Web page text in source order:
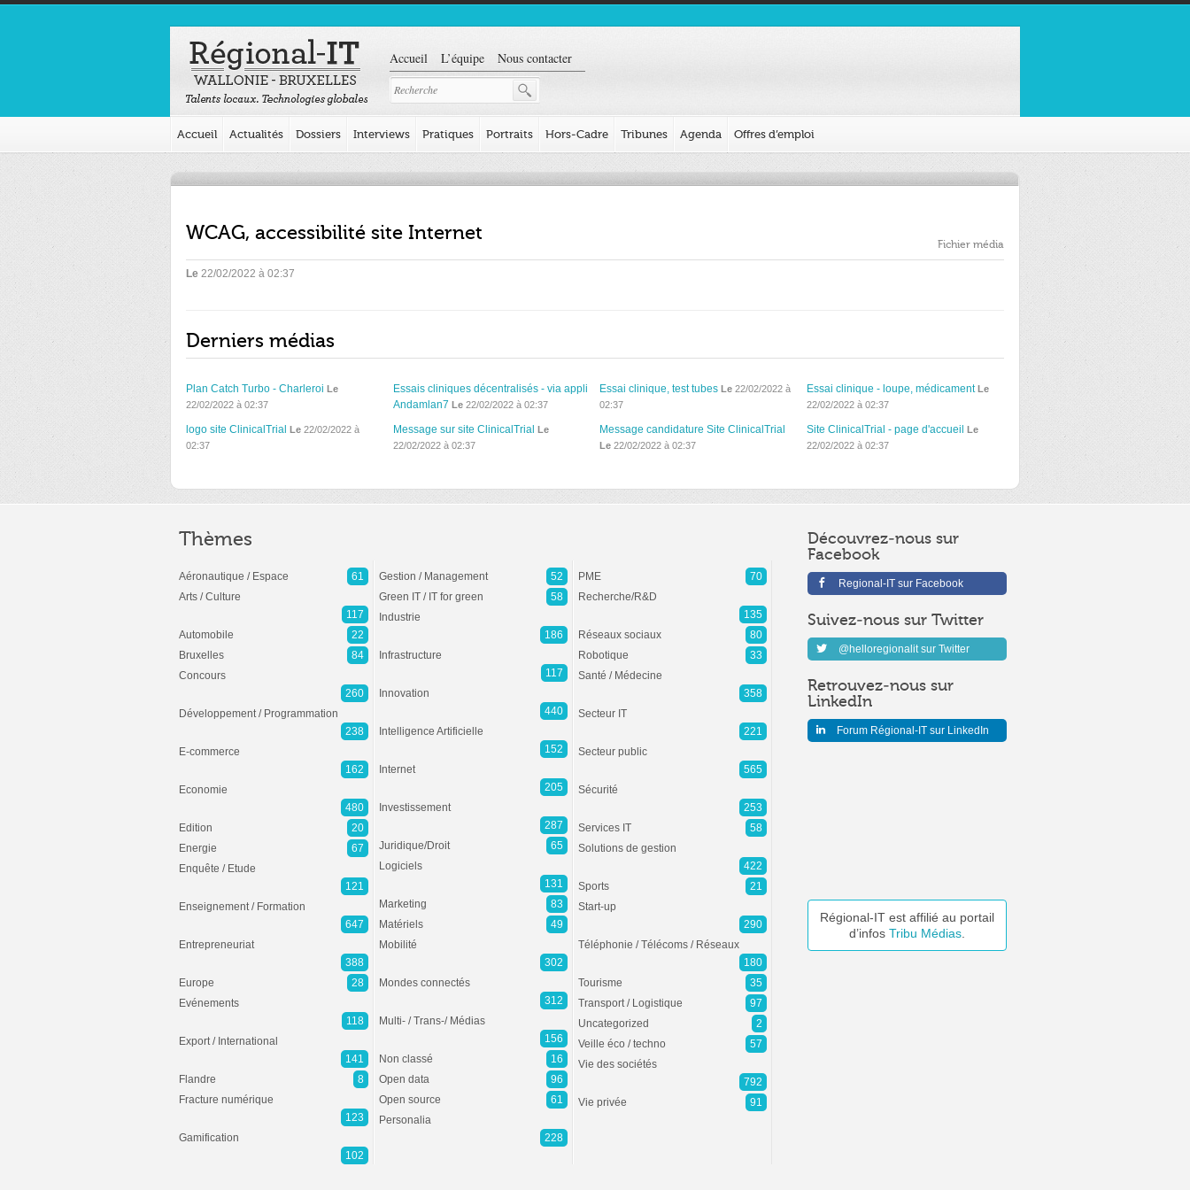
Accueil L’équipe Nous contacter
Accueil Actualités Dossiers Interviews Pratiques Portraits Hors-Cadre Tribunes Agenda Offres d’emploi
WCAG, accessibilité site Internet Fichier média
Le 22/02/2022 à 02:37
Derniers médias
Plan Catch Turbo - Charleroi Le
22/02/2022 à 02:37
Essais cliniques décentralisés - via appli
Andamlan7 Le22/02/2022 à 02:37
Essai clinique, test tubes Le 22/02/2022 à
02:37
Essai clinique - loupe, médicament Le
22/02/2022 à 02:37
logo site ClinicalTrial Le 22/02/2022 à
02:37
Message sur site ClinicalTrial Le
22/02/2022 à 02:37
Message candidature Site ClinicalTrial
Le 22/02/2022 à 02:37
Site ClinicalTrial - page d'accueil Le
22/02/2022 à 02:37
Découvrez-nous sur
Facebook
Regional-IT sur Facebook
Suivez-nous sur Twitter
@helloregionalit sur Twitter
Retrouvez-nous sur
LinkedIn
Forum Régional-IT sur LinkedIn
Régional-IT est affilié au portail
d’infos Tribu Médias
Thèmes
Aéronautique / Espace
61
Arts / Culture
117
Automobile
22
Bruxelles
84
Concours
260
Développement / Programmation
238
E-commerce
162
Economie
480
Edition
20
Energie
67
Enquête / Etude
121
Enseignement / Formation
647
Entrepreneuriat
388
Europe
28
Evénements
118
Export / International
141
Flandre
8
Fracture numérique
123
Gamification
102
Gestion / Management
52
Green IT / IT for green
58
Industrie
186
Infrastructure
117
Innovation
440
Intelligence Artificielle
152
Internet
205
Investissement
287
Juridique/Droit
65
Logiciels
131
Marketing
83
Matériels
49
Mobilité
302
Mondes connectés
312
Multi- / Trans-/ Médias
156
Non classé
16
Open data
96
Open source
61
Personalia
228
PME
70
Recherche/R&D
135
Réseaux sociaux
80
Robotique
33
Santé / Médecine
358
Secteur IT
221
Secteur public
565
Sécurité
253
Services IT
58
Solutions de gestion
422
Sports
21
Start-up
290
Téléphonie / Télécoms / Réseaux
180
Tourisme
35
Transport / Logistique
97
Uncategorized
2
Veille éco / techno
57
Vie des sociétés
792
Vie privée
91